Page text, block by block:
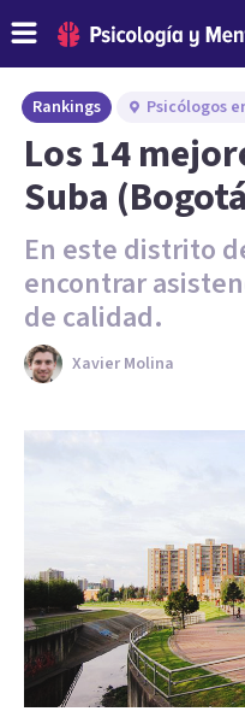
Rankings Psicólogos
Los 14
Suba
En este distrito
encontrar
de calidad.
Xavier Molina